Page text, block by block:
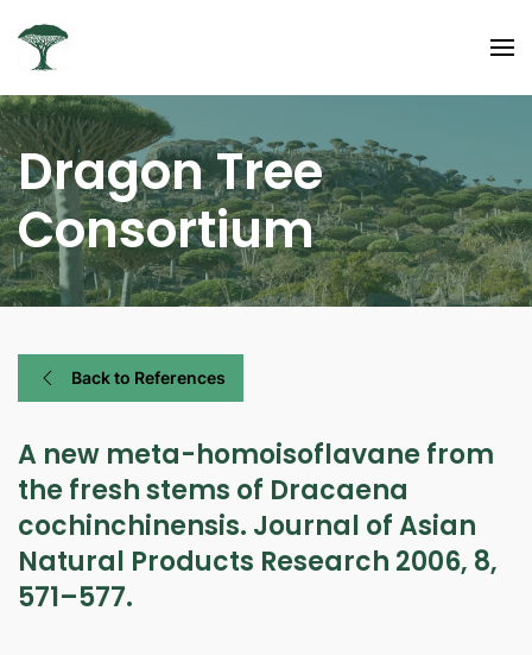
Dragon Tree
Consortium
Back to References
A new meta-homoisoflavane from
the fresh stems of Dracaena
cochinchinensis. Journal of Asian
Natural Products Research 2006, 8,
571–577.